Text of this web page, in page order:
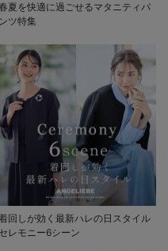
夏を快適に過ごせるマタニティパ
ンツ特集
回しが効く最新ハレの日スタイル
セレモニー6シーン